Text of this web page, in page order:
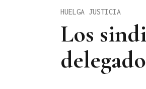
Los
HUELGA JUSTICIA